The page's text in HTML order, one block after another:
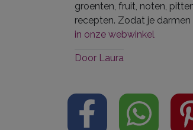
groenten, fruit, noten,
recepten. Zodat je
in onze webwinkel
Door Laura